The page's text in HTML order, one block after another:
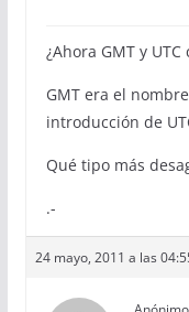
¿Ahora GMT y
GMT era el
introducción de
Qué tipo más
.-
24 mayo, 2011 a las